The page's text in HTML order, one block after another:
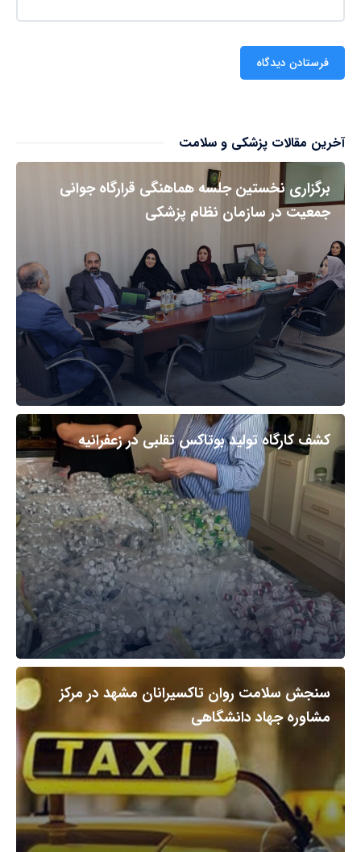
آخرین مقالات پزشکی و سلامت
برگزاری نخستین جلسه هماهنگی قرارگاه جوانی
جمعیت در سازمان نظام پزشکی
کشف کارگاه تولید بوتاکس تقلبی در زعفرانیه
سنجش سلامت روان تاکسیرانان مشهد در مرکز
مشاوره جهاد دانشگاهی